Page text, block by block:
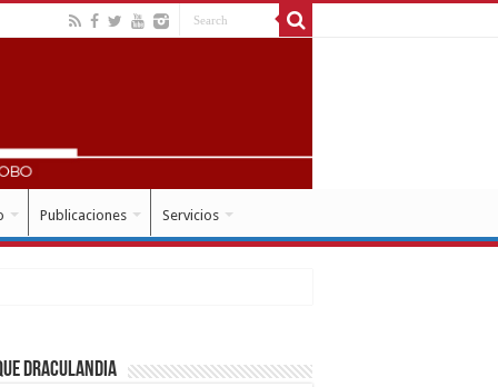
Publicaciones Servicios
Draculandia